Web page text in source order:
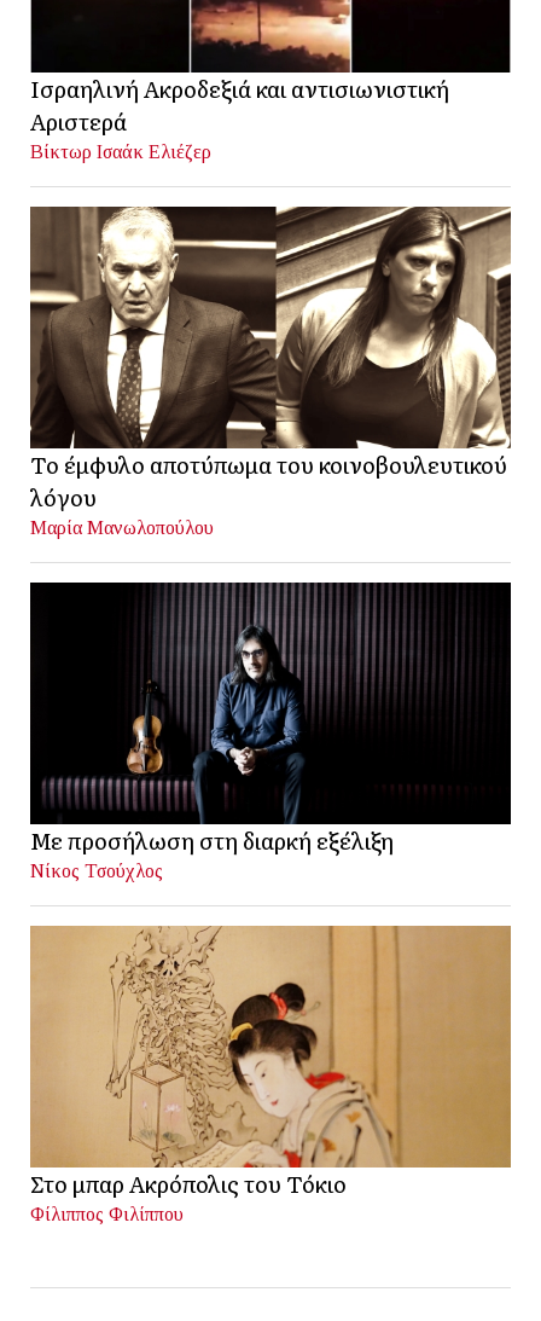
Ισραηλινή Ακροδεξιά και αντισιωνιστική
Αριστερά
Βίκτωρ Ισαάκ Ελιέζερ
Το έμφυλο αποτύπωμα του κοινοβουλευτικού
λόγου
Μαρία Μανωλοπούλου
Με προσήλωση στη διαρκή εξέλιξη
Νίκος Τσούχλος
Στο μπαρ Ακρόπολις του Τόκιο
Φίλιππος Φιλίππου